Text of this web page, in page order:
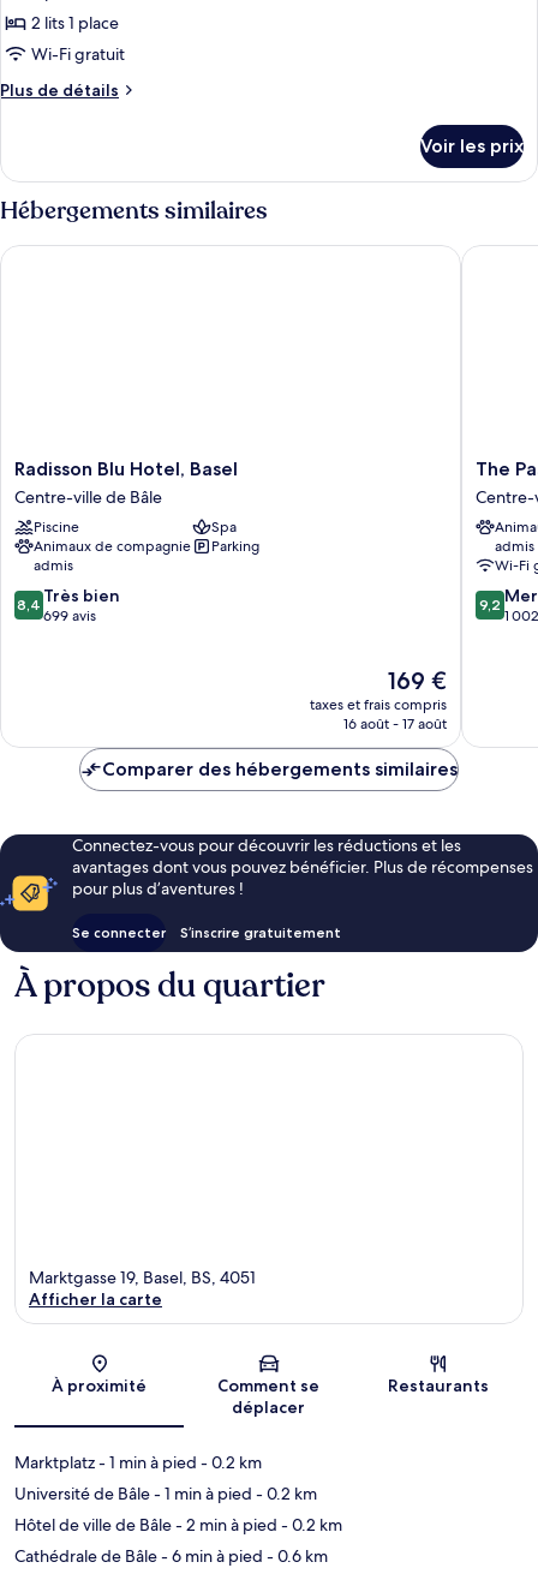
pour
ce
type
de
Deluxe
2 lits 1 place
Wi-Fi gratuit
Plus de détails
Plus
le
type
de
Deluxe
Voir les prix
Hébergements similaires
Radisson
Blu
Hotel,
Basel
Centre-
ville
de
Bâle
Radisson Blu Hotel, Basel
Centre-ville de Bâle
Piscine
Spa
Animaux de compagnie
admis
Parking
8.4
sur
8,4 Très bien
699 avis
Le
nouveau
prix
de
169 €
taxes et frais compris
16 août - 17 août
Radisson Blu Hotel, Basel
The
Passage
Urban
&
Lifestyle
Hotel
Centre-
ville
The
Centre-
admis
Wi-Fi
9.2
sur
9,2
1
The
Comparer des hébergements similaires
Connectez-vous pour découvrir les réductions et les
avantages dont vous pouvez bénéficier. Plus de récompenses
pour plus d’aventures !
Se connecter S’inscrire gratuitement
À propos du quartier
Carte
Marktgasse 19, Basel, BS, 4051
Afficher la carte
À proximité
Comment se
déplacer
Restaurants
Marktplatz- 1 min à pied - 0.2 km
Université de Bâle- 1 min à pied - 0.2 km
Hôtel de ville de Bâle- 2 min à pied - 0.2 km
Cathédrale de Bâle- 6 min à pied - 0.6 km